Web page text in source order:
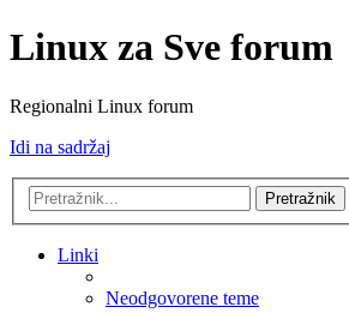
Linux za Sve forum
Regionalni Linux forum
Idi na sadržaj
Pretražnik
Linki
Neodgovorene teme